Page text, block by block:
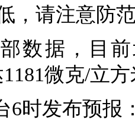
，请注意防
数据，目
微克/立
6时发布预报